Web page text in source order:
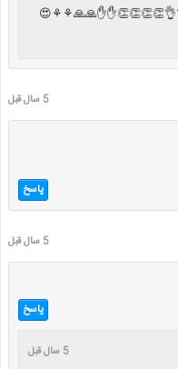
5 سال قبل
پاسخ
5 سال قبل
پاسخ
5 سال قبل